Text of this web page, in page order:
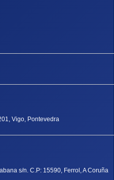
Vigo, Pontevedra
s/n. C.P: 15590, Ferrol, A Coruña